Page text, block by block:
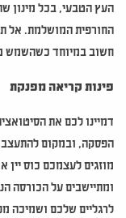
העץ הטבעי, בכל מינון
החורפית המושלמת. אל
חשוב במיוחד כשהשמש
פינות קריאה מפנקת
דמיינו לכם את
הפסקה, ובמקום
מוזגים לעצמכם כוס יין
ומתיישבים על הכורסה
לרגליים שלכם ושמיכה